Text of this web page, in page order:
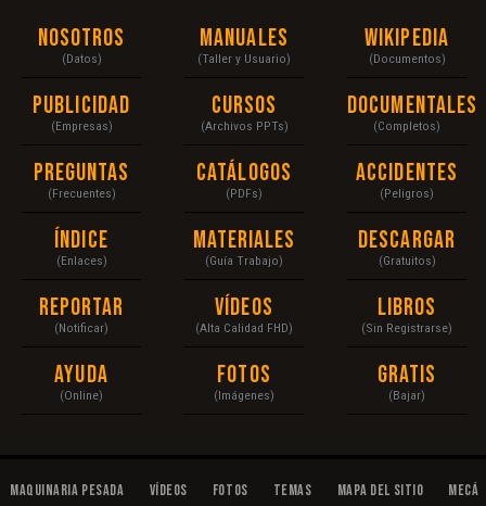
Nosotros
(Datos)
Publicidad
(Empresas)
Preguntas
(Frecuentes)
Índice
(Enlaces)
Reportar
(Notificar)
Ayuda
(Online)
Manuales
(Taller y Usuario)
Cursos
(Archivos PPTs)
Catálogos
(PDFs)
Materiales
(Guía Trabajo)
Vídeos
(Alta Calidad FHD)
Fotos
(Imágenes)
Wikipedia
(Documentos)
Documentales
(Completos)
Accidentes
(Peligros)
Descargar
(Gratuitos)
Libros
(Sin Registrarse)
Gratis
(Bajar)
Maquinaria Pesada Vídeos Fotos Temas Mapa del Sitio